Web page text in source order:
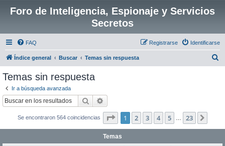
Foro de Inteligencia, Espionaje y Servicios
Secretos
FAQ Identificarse
Registrarse
Índice general Buscar Temas sin respuesta
Temas sin respuesta
Ir a búsqueda avanzada
Buscar
Se encontraron 564 coincidencias Página de 23
1 2 3 4 5 23
Temas